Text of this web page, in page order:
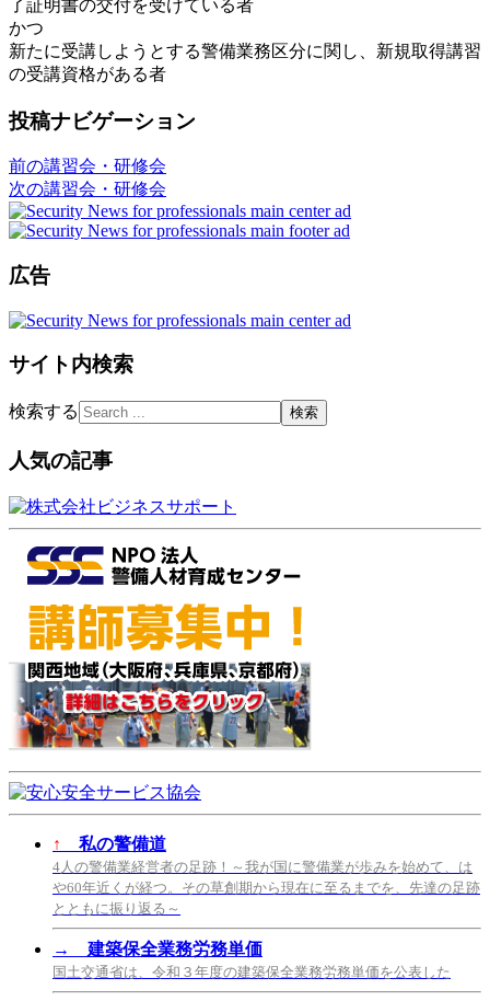
了証明書の交付を受けている者
かつ
新たに受講しようとする警備業務区分に関し、新規取得講習
の受講資格がある者
投稿ナビゲーション
前の講習会・研修会
次の講習会・研修会
広告
サイト内検索
検索する
人気の記事
↑ 私の警備道
4人の警備業経営者の足跡！～我が国に警備業が歩みを始めて、は
や60年近くが経つ。その草創期から現在に至るまでを、先達の足跡
とともに振り返る～
→ 建築保全業務労務単価
国土交通省は、令和３年度の建築保全業務労務単価を公表した